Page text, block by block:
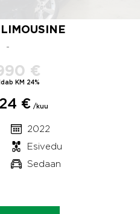
-
€
KM 24%
€ /kuu
2022
Esivedu
Sedaan